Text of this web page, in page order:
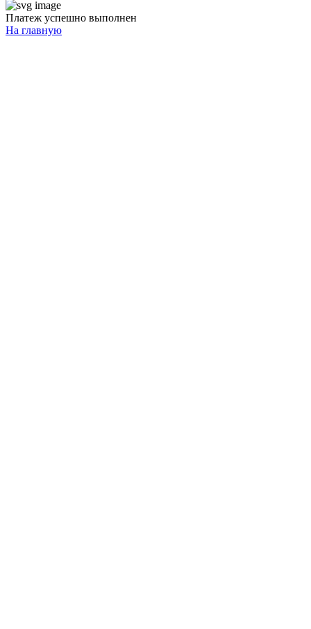
Платеж успешно выполнен
На главную